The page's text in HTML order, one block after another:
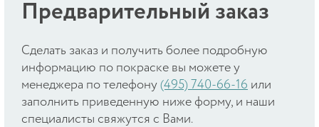
Предварительный заказ
Cделать заказ и получить более подробную
информацию по покраске вы можете у
менеджера по телефону (495) 740-66-16 или
заполнить приведенную ниже форму, и наши
специалисты свяжутся с Вами.